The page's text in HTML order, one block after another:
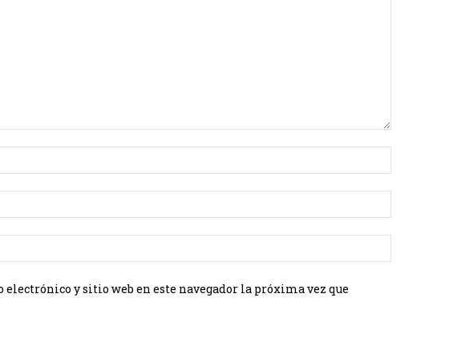
electrónico y sitio web en este navegador la próxima vez que